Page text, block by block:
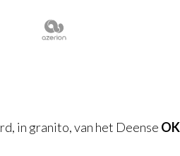
in granito, van het Deense